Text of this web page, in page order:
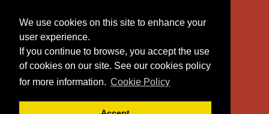
We use cookies on this site to enhance your
user experience.
If you continue to browse, you accept the use
of cookies on our site. See our cookies policy
for more information. Cookie Policy